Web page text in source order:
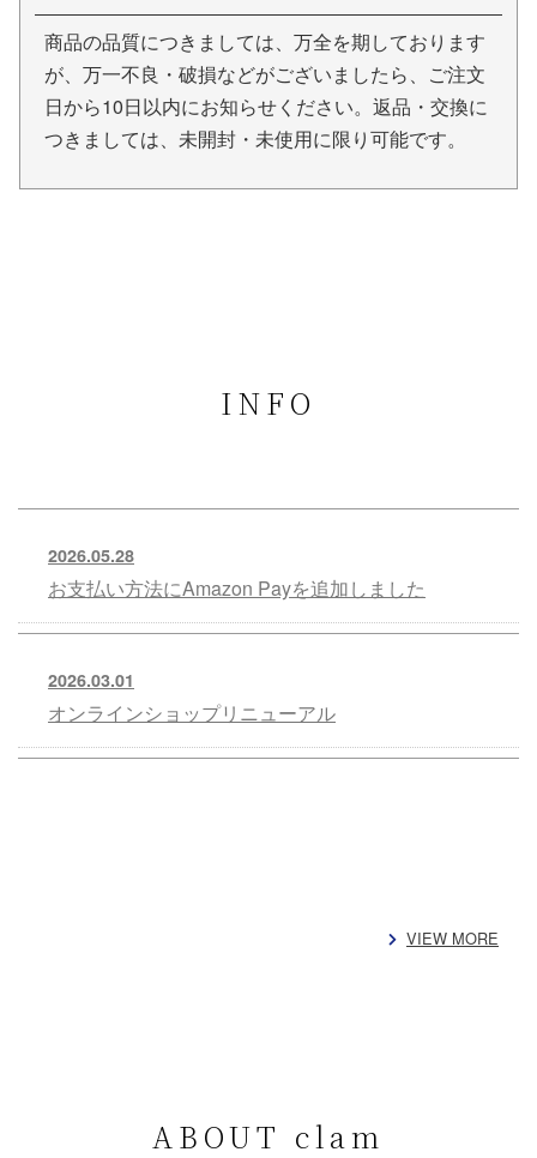
商品の品質につきましては、万全を期しております
が、万一不良・破損などがございましたら、ご注文
日から10日以内にお知らせください。返品・交換に
つきましては、未開封・未使用に限り可能です。
INFO
2026.05.28
お支払い方法にAmazon Payを追加しました
2026.03.01
オンラインショップリニューアル
VIEW MORE
ABOUT clam